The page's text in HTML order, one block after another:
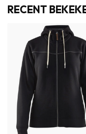
RECENT